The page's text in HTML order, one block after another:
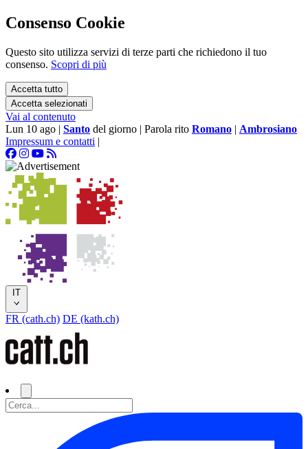
Consenso Cookie
Questo sito utilizza servizi di terze parti che richiedono il tuo
consenso. Scopri di più
Accetta tutto
Accetta selezionati
Vai al contenuto
Lun 10 ago | Santo del giorno | Parola rito Romano | Ambrosiano
Impressum e contatti |
IT
FR (cath.ch) DE (kath.ch)